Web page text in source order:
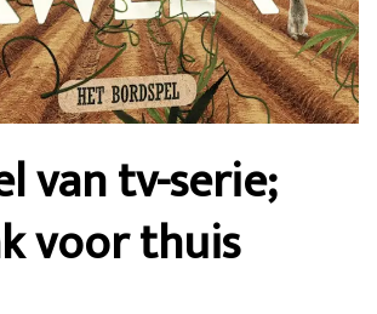
van tv-serie;
voor thuis